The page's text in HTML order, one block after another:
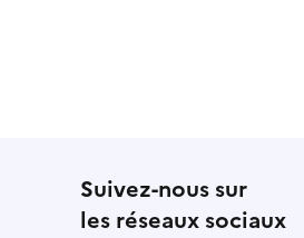
Suivez-nous sur
les réseaux sociaux